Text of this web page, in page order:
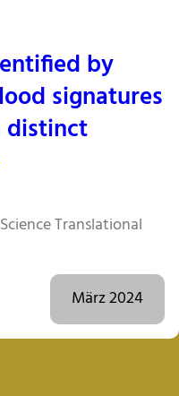
by
signatures
distinct
Translational
März 2024